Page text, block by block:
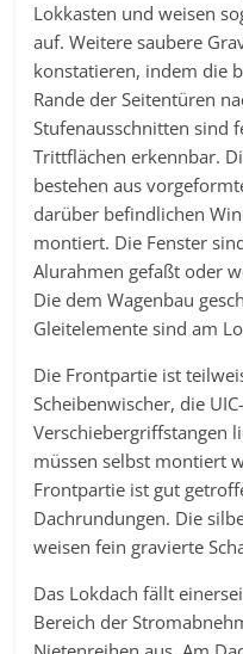
Lokkasten und weisen
auf. Weitere saubere
konstatieren, indem die
Rande der Seitentüren
Stufenausschnitten sind
Trittflächen erkennbar.
bestehen aus
darüber befindlichen
montiert. Die Fenster
Alurahmen gefaßt oder
Die dem Wagenbau
Gleitelemente sind am
Die Frontpartie ist
Scheibenwischer, die
Verschiebergriffstangen
müssen selbst montiert
Frontpartie ist gut
Dachrundungen. Die
weisen fein gravierte
Das Lokdach fällt
Bereich der